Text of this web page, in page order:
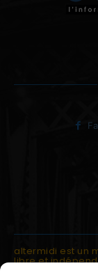
altermidi est un
libre et